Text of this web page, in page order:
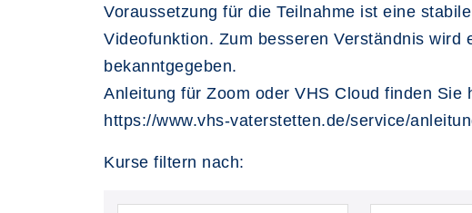
Voraussetzung für die Teilnahme ist eine
Videofunktion. Zum besseren Verständnis
bekanntgegeben.
Anleitung für Zoom oder VHS Cloud finden Sie
https://www.vhs-vaterstetten.de/service/
Kurse filtern nach: